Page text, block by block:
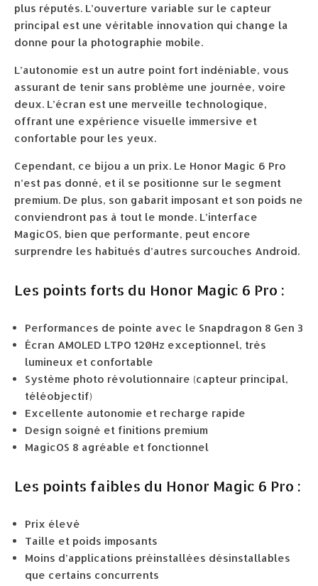
plus réputés. L’ouverture variable sur le capteur
principal est une véritable innovation qui change la
donne pour la photographie mobile.
L’autonomie est un autre point fort indéniable, vous
assurant de tenir sans problème une journée, voire
deux. L’écran est une merveille technologique,
offrant une expérience visuelle immersive et
confortable pour les yeux.
Cependant, ce bijou a un prix. Le Honor Magic 6 Pro
n’est pas donné, et il se positionne sur le segment
premium. De plus, son gabarit imposant et son poids ne
conviendront pas à tout le monde. L’interface
MagicOS, bien que performante, peut encore
surprendre les habitués d’autres surcouches Android.
Les points forts du Honor Magic 6 Pro :
Performances de pointe avec le Snapdragon 8 Gen 3
Écran AMOLED LTPO 120Hz exceptionnel, très
lumineux et confortable
Système photo révolutionnaire (capteur principal,
téléobjectif)
Excellente autonomie et recharge rapide
Design soigné et finitions premium
MagicOS 8 agréable et fonctionnel
Les points faibles du Honor Magic 6 Pro :
Prix élevé
Taille et poids imposants
Moins d’applications préinstallées désinstallables
que certains concurrents